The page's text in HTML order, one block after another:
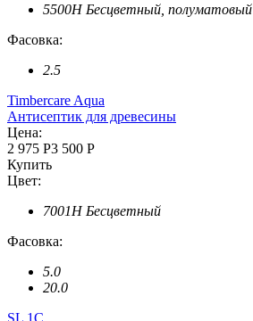
5500H Бесцветный, полуматовый
Фасовка:
2.5
Timbercare Aqua
Антисептик для древесины
Цена:
2 975 Р3 500 Р
Купить
Цвет:
7001H Бесцветный
Фасовка:
5.0
20.0
SL 1C